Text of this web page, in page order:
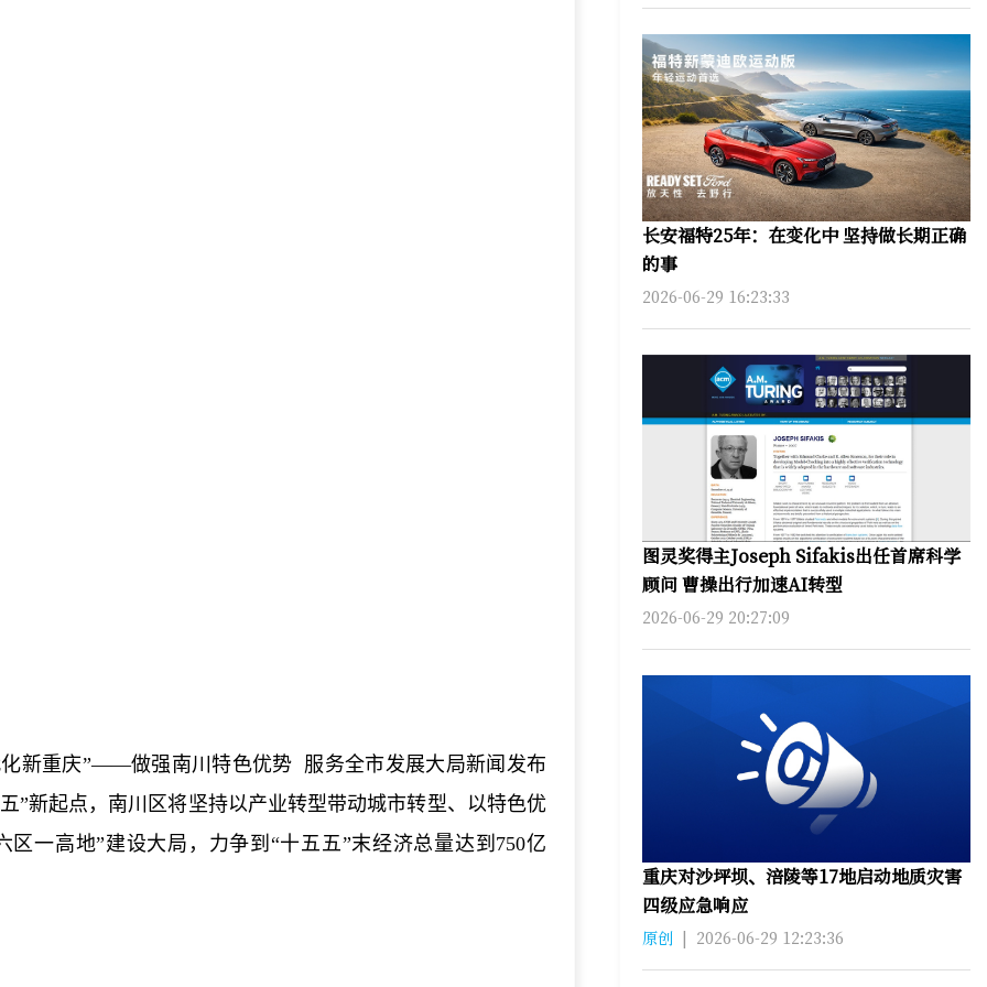
化新重庆”——做强南川特色优势 服务全市发展大局新闻发布
”新起点，南川区将坚持以产业转型带动城市转型、以特色优
一高地”建设大局，力争到“十五五”末经济总量达到750亿
长安福特25年：在变化中 坚持做长期正确
的事
2026-06-29 16:23:33
图灵奖得主Joseph Sifakis出任首席科学
顾问 曹操出行加速AI转型
2026-06-29 20:27:09
重庆对沙坪坝、涪陵等17地启动地质灾害
四级应急响应
原创 | 2026-06-29 12:23:36